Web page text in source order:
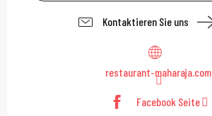
Kontaktieren Sie uns
restaurant-maharaja.com
Facebook Seite